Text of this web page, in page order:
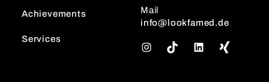
Achievements
Services
Mail
info@lookfamed.de